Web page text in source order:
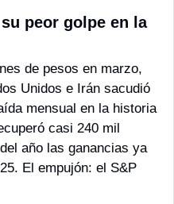
peor golpe en la
de pesos en marzo,
Unidos e Irán sacudió
mensual en la historia
casi 240 mil
año las ganancias ya
El empujón: el S&P